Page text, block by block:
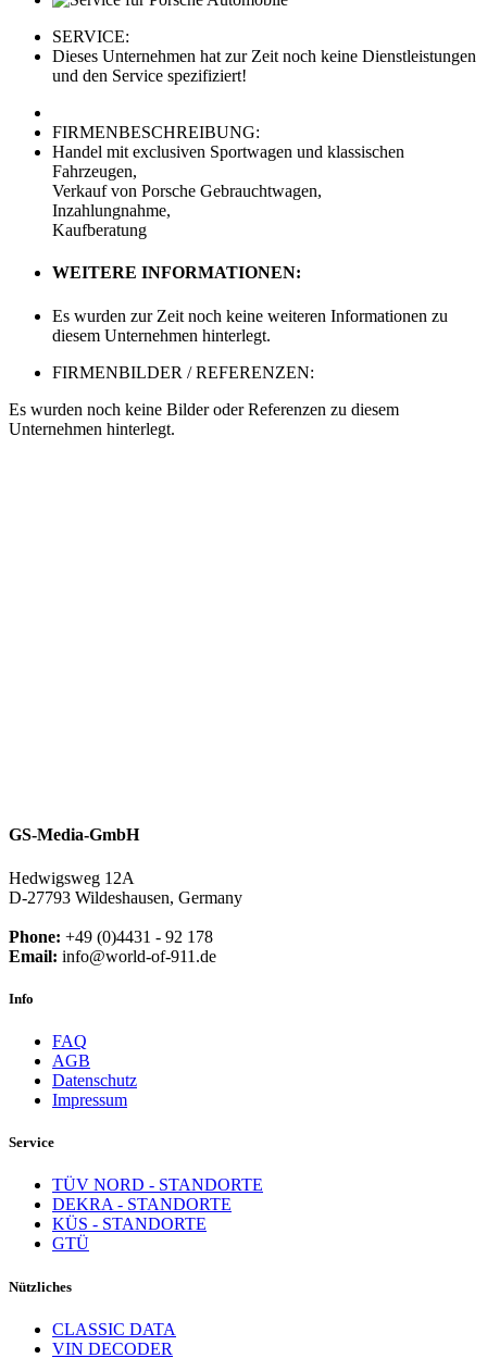
SERVICE:
Dieses Unternehmen hat zur Zeit noch keine Dienstleistungen
und den Service spezifiziert!
FIRMENBESCHREIBUNG:
Handel mit exclusiven Sportwagen und klassischen
Fahrzeugen,
Verkauf von Porsche Gebrauchtwagen,
Inzahlungnahme,
Kaufberatung
WEITERE INFORMATIONEN:
Es wurden zur Zeit noch keine weiteren Informationen zu
diesem Unternehmen hinterlegt.
FIRMENBILDER / REFERENZEN:
Es wurden noch keine Bilder oder Referenzen zu diesem
Unternehmen hinterlegt.
GS-Media-GmbH
Hedwigsweg 12A
D-27793 Wildeshausen, Germany
Phone: +49 (0)4431 - 92 178
Email: info@world-of-911.de
Info
FAQ
AGB
Datenschutz
Impressum
Service
TÜV NORD - STANDORTE
DEKRA - STANDORTE
KÜS - STANDORTE
GTÜ
Nützliches
CLASSIC DATA
VIN DECODER